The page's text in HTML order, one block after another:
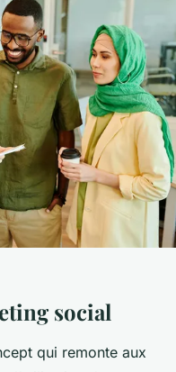
social
qui remonte aux